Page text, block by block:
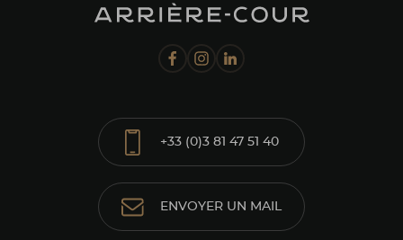
+33 (0)3 81 47 51 40
ENVOYER UN MAIL